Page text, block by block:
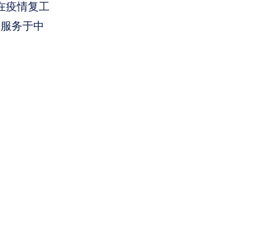
疫情复工
务于中